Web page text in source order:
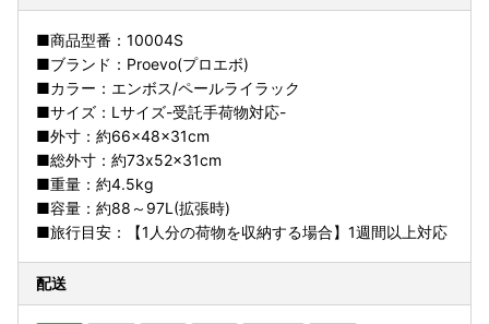
■商品型番：10004S
■ブランド：Proevo(プロエボ)
■カラー：エンボス/ペールライラック
■サイズ：Lサイズ-受託手荷物対応-
■外寸：約66×48×31cm
■総外寸：約73x52x31cm
■重量：約4.5kg
■容量：約88～97L(拡張時)
■旅行目安：【1人分の荷物を収納する場合】1週間以上対応
配送